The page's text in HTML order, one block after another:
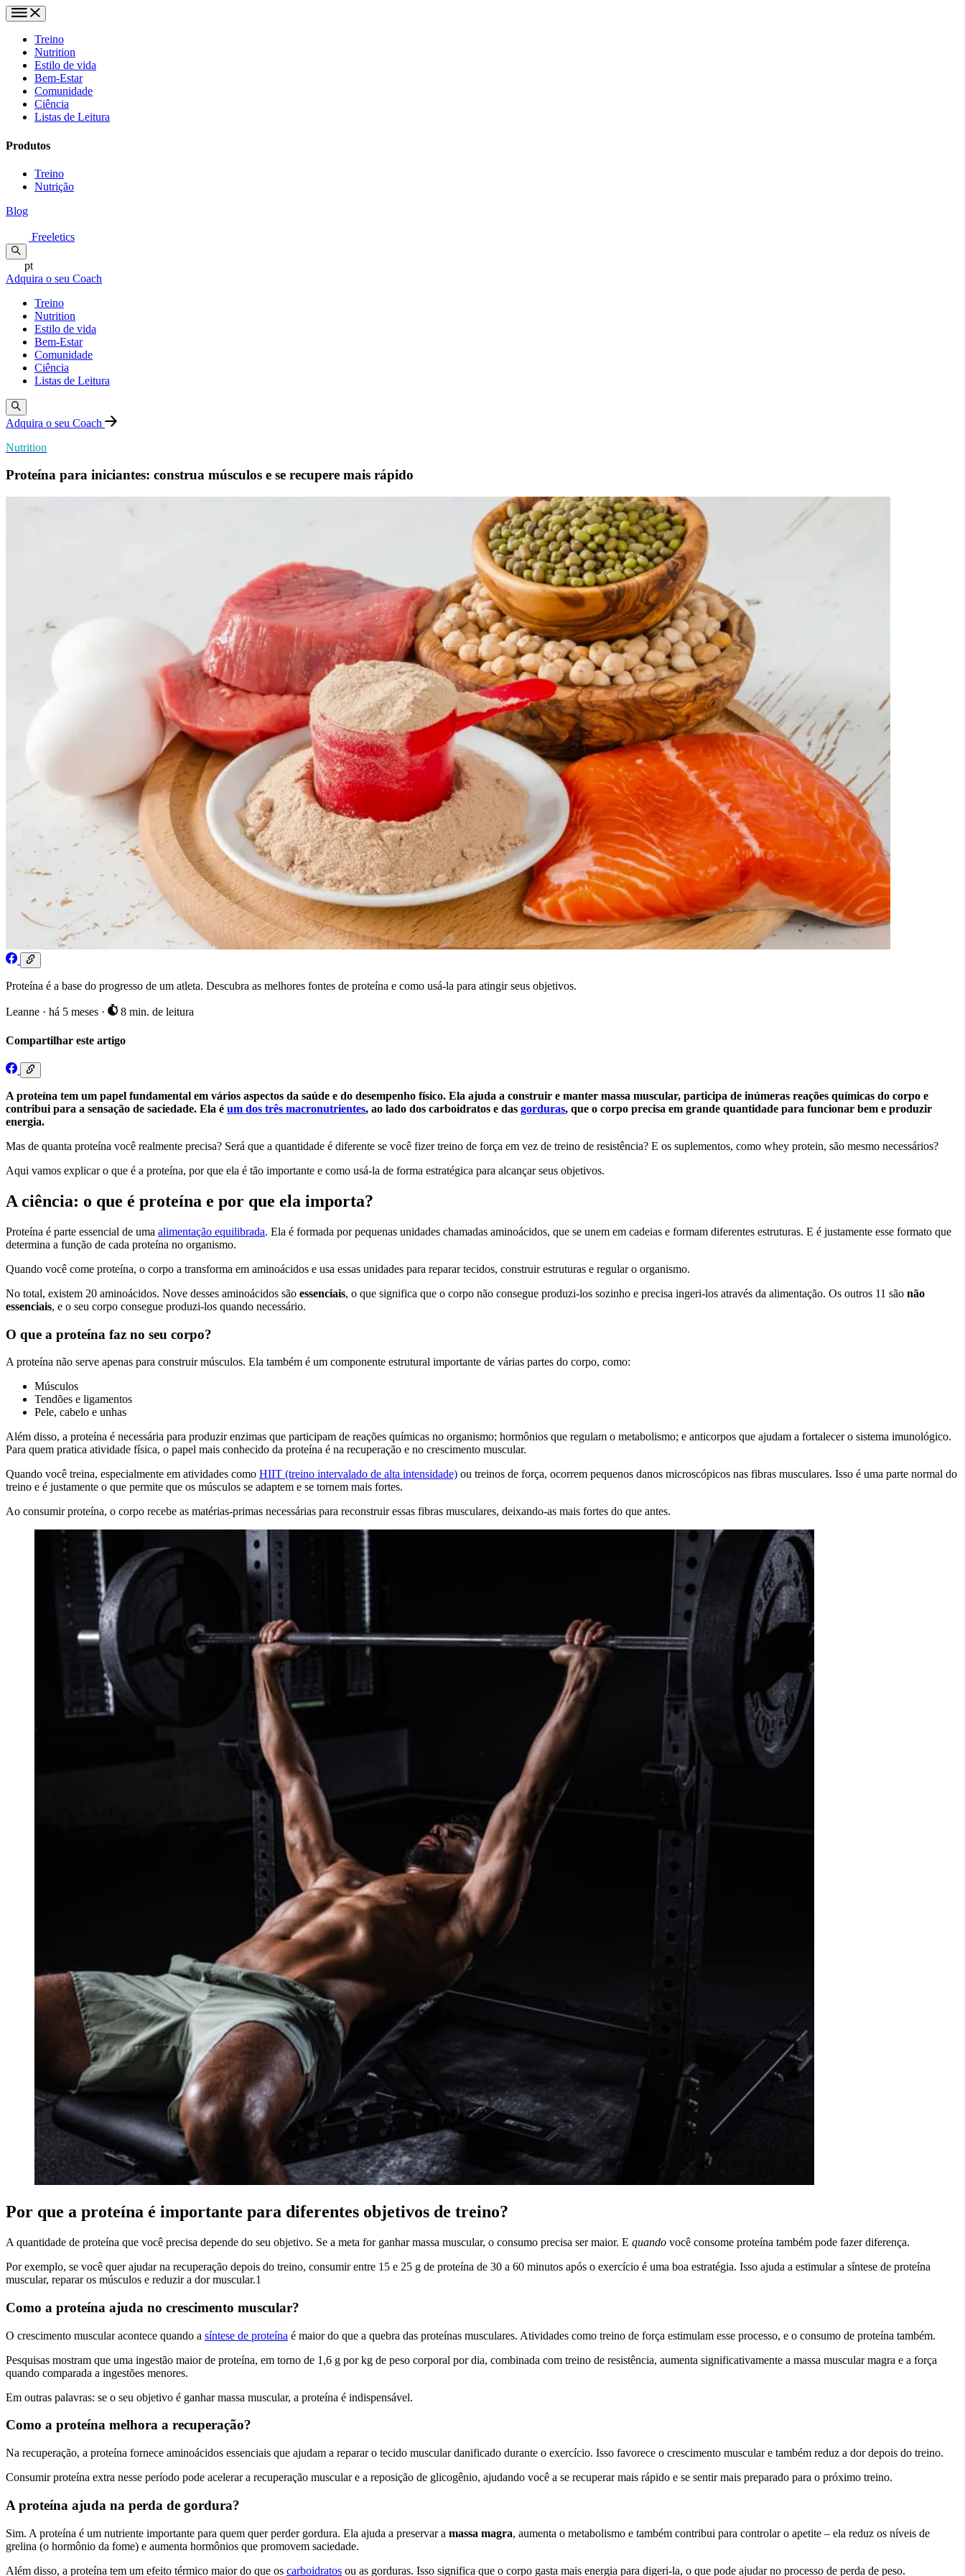
Treino
Nutrition
Estilo de vida
Bem-Estar
Comunidade
Ciência
Listas de Leitura
Produtos
Treino
Nutrição
Blog
Freeletics
pt
Adquira o seu Coach
Treino
Nutrition
Estilo de vida
Bem-Estar
Comunidade
Ciência
Listas de Leitura
Adquira o seu Coach
Nutrition
Proteína para iniciantes: construa músculos e se recupere mais rápido
Proteína é a base do progresso de um atleta. Descubra as melhores fontes de proteína e como usá-la para atingir seus objetivos.
Leanne · há 5 meses · 8 min. de leitura
Compartilhar este artigo
A proteína tem um papel fundamental em vários aspectos da saúde e do desempenho físico. Ela ajuda a construir e manter massa muscular, participa de inúmeras reações químicas do corpo e
contribui para a sensação de saciedade. Ela é um dos três macronutrientes, ao lado dos carboidratos e das gorduras, que o corpo precisa em grande quantidade para funcionar bem e produzir
energia.
Mas de quanta proteína você realmente precisa? Será que a quantidade é diferente se você fizer treino de força em vez de treino de resistência? E os suplementos, como whey protein, são mesmo necessários?
Aqui vamos explicar o que é a proteína, por que ela é tão importante e como usá-la de forma estratégica para alcançar seus objetivos.
A ciência: o que é proteína e por que ela importa?
Proteína é parte essencial de uma alimentação equilibrada. Ela é formada por pequenas unidades chamadas aminoácidos, que se unem em cadeias e formam diferentes estruturas. E é justamente esse formato que
determina a função de cada proteína no organismo.
Quando você come proteína, o corpo a transforma em aminoácidos e usa essas unidades para reparar tecidos, construir estruturas e regular o organismo.
No total, existem 20 aminoácidos. Nove desses aminoácidos são essenciais, o que significa que o corpo não consegue produzi-los sozinho e precisa ingeri-los através da alimentação. Os outros 11 são não
essenciais, e o seu corpo consegue produzi-los quando necessário.
O que a proteína faz no seu corpo?
A proteína não serve apenas para construir músculos. Ela também é um componente estrutural importante de várias partes do corpo, como:
Músculos
Tendões e ligamentos
Pele, cabelo e unhas
Além disso, a proteína é necessária para produzir enzimas que participam de reações químicas no organismo; hormônios que regulam o metabolismo; e anticorpos que ajudam a fortalecer o sistema imunológico.
Para quem pratica atividade física, o papel mais conhecido da proteína é na recuperação e no crescimento muscular.
Quando você treina, especialmente em atividades como HIIT (treino intervalado de alta intensidade) ou treinos de força, ocorrem pequenos danos microscópicos nas fibras musculares. Isso é uma parte normal do
treino e é justamente o que permite que os músculos se adaptem e se tornem mais fortes.
Ao consumir proteína, o corpo recebe as matérias-primas necessárias para reconstruir essas fibras musculares, deixando-as mais fortes do que antes.
Por que a proteína é importante para diferentes objetivos de treino?
A quantidade de proteína que você precisa depende do seu objetivo. Se a meta for ganhar massa muscular, o consumo precisa ser maior. E quando você consome proteína também pode fazer diferença.
Por exemplo, se você quer ajudar na recuperação depois do treino, consumir entre 15 e 25 g de proteína de 30 a 60 minutos após o exercício é uma boa estratégia. Isso ajuda a estimular a síntese de proteína
muscular, reparar os músculos e reduzir a dor muscular.1
Como a proteína ajuda no crescimento muscular?
O crescimento muscular acontece quando a síntese de proteína é maior do que a quebra das proteínas musculares. Atividades como treino de força estimulam esse processo, e o consumo de proteína também.
Pesquisas mostram que uma ingestão maior de proteína, em torno de 1,6 g por kg de peso corporal por dia, combinada com treino de resistência, aumenta significativamente a massa muscular magra e a força
quando comparada a ingestões menores.
Em outras palavras: se o seu objetivo é ganhar massa muscular, a proteína é indispensável.
Como a proteína melhora a recuperação?
Na recuperação, a proteína fornece aminoácidos essenciais que ajudam a reparar o tecido muscular danificado durante o exercício. Isso favorece o crescimento muscular e também reduz a dor depois do treino.
Consumir proteína extra nesse período pode acelerar a recuperação muscular e a reposição de glicogênio, ajudando você a se recuperar mais rápido e se sentir mais preparado para o próximo treino.
A proteína ajuda na perda de gordura?
Sim. A proteína é um nutriente importante para quem quer perder gordura. Ela ajuda a preservar a massa magra, aumenta o metabolismo e também contribui para controlar o apetite – ela reduz os níveis de
grelina (o hormônio da fome) e aumenta hormônios que promovem saciedade.
Além disso, a proteína tem um efeito térmico maior do que os carboidratos ou as gorduras. Isso significa que o corpo gasta mais energia para digeri-la, o que pode ajudar no processo de perda de peso.